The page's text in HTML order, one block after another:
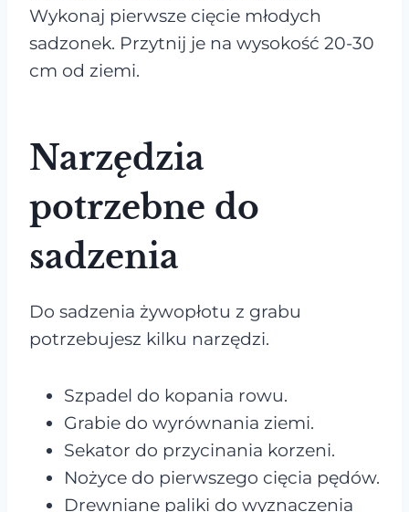
Wykonaj pierwsze cięcie młodych
sadzonek. Przytnij je na wysokość 20-30
cm od ziemi.
Narzędzia
potrzebne do
sadzenia
Do sadzenia żywopłotu z grabu
potrzebujesz kilku narzędzi.
Szpadel do kopania rowu.
Grabie do wyrównania ziemi.
Sekator do przycinania korzeni.
Nożyce do pierwszego cięcia pędów.
Drewniane paliki do wyznaczenia